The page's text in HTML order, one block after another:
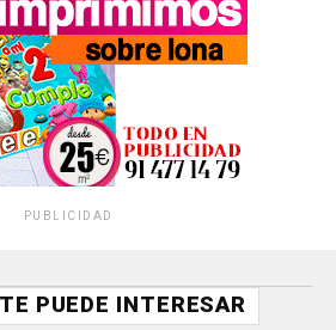
PUBLICIDAD
PUEDE INTERESAR